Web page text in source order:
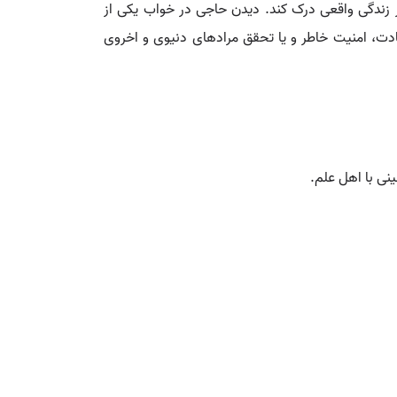
زندگی واقعی درک کند. دیدن حاجی در خواب یکی از
امنیت خاطر و یا تحقق مرادهای دنیوی و اخروی